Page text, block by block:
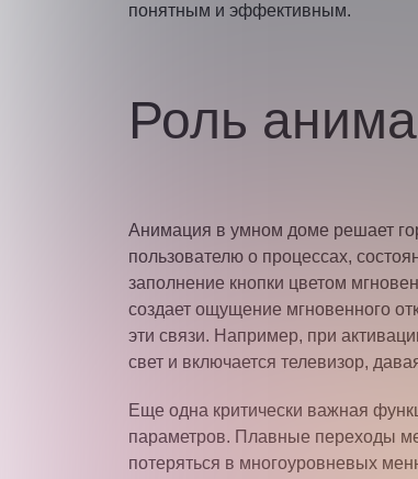
понятным и эффективным.
Роль
Анимация в умном доме решает
пользователю о процессах,
заполнение кнопки цветом
создает ощущение мгновенного
эти связи. Например, при
свет и включается телевизор,
Еще одна критически важная
параметров. Плавные переходы
потеряться в многоуровневых